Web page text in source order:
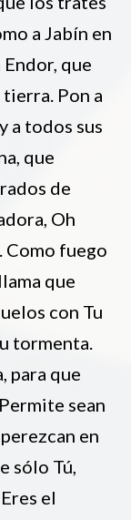
a Jabín en
que
Pon a
a todos sus
que
de
Oh
Como fuego
que
con Tu
tormenta.
para que
sean
en
sólo Tú,
el